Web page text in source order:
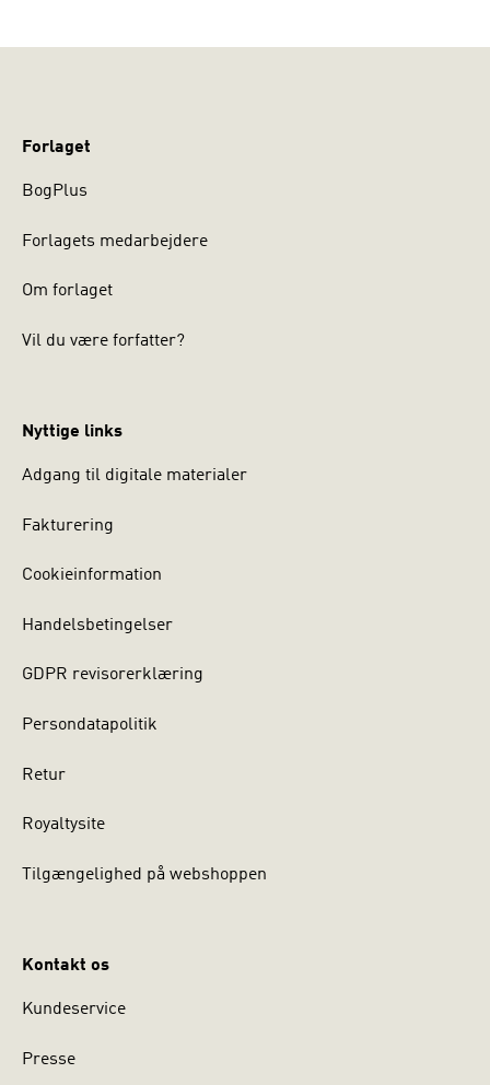
Forlaget
BogPlus
Forlagets medarbejdere
Om forlaget
Vil du være forfatter?
Nyttige links
Adgang til digitale materialer
Fakturering
Cookieinformation
Handelsbetingelser
GDPR revisorerklæring
Persondatapolitik
Retur
Royaltysite
Tilgængelighed på webshoppen
Kontakt os
Kundeservice
Presse